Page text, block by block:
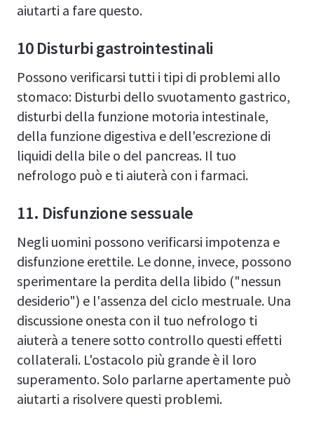
aiutarti a fare questo.
10 Disturbi gastrointestinali
Possono verificarsi tutti i tipi di problemi allo
stomaco: Disturbi dello svuotamento gastrico,
disturbi della funzione motoria intestinale,
della funzione digestiva e dell'escrezione di
liquidi della bile o del pancreas. Il tuo
nefrologo può e ti aiuterà con i farmaci.
11. Disfunzione sessuale
Negli uomini possono verificarsi impotenza e
disfunzione erettile. Le donne, invece, possono
sperimentare la perdita della libido ("nessun
desiderio") e l'assenza del ciclo mestruale. Una
discussione onesta con il tuo nefrologo ti
aiuterà a tenere sotto controllo questi effetti
collaterali. L'ostacolo più grande è il loro
superamento. Solo parlarne apertamente può
aiutarti a risolvere questi problemi.